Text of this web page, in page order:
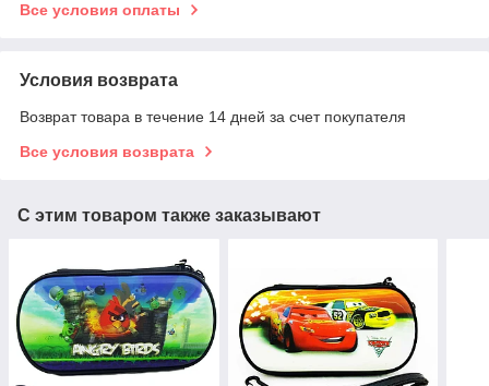
Все условия оплаты
Условия возврата
Возврат товара в течение 14 дней за счет покупателя
Все условия возврата
С этим товаром также заказывают